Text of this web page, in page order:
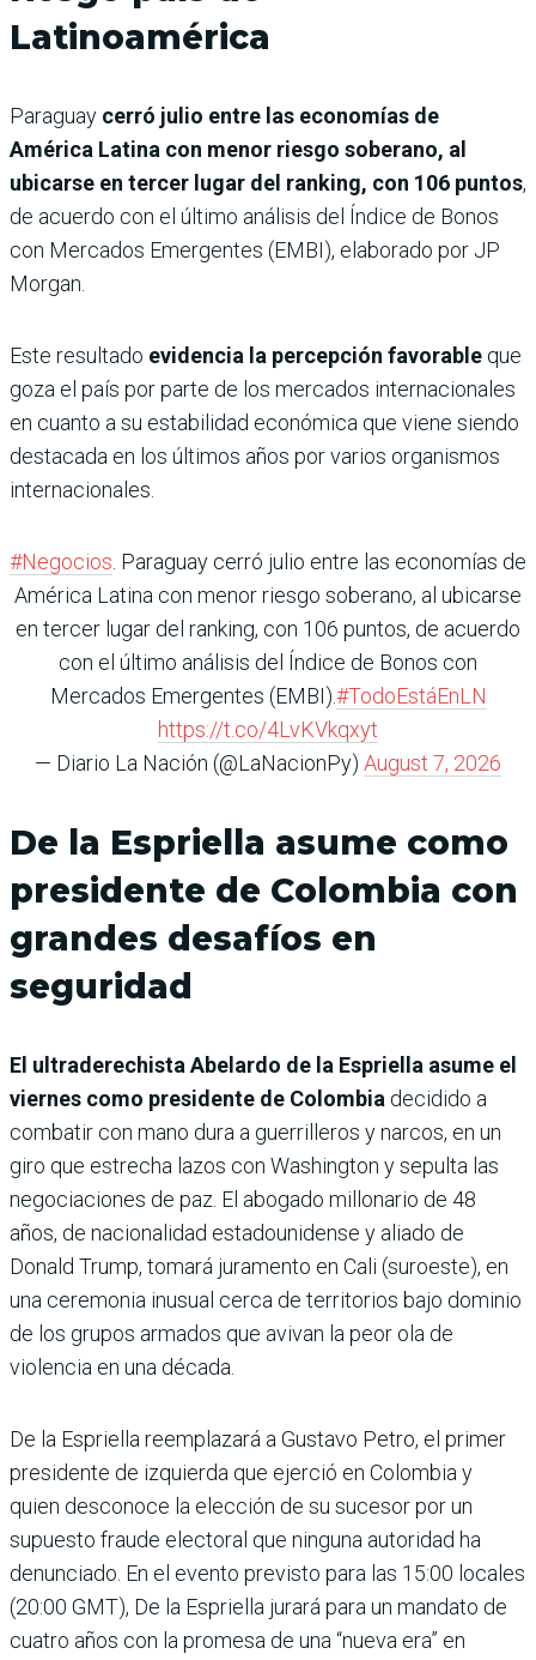
Latinoamérica
Paraguay cerró julio entre las economías de
América Latina con menor riesgo soberano, al
ubicarse en tercer lugar del ranking, con 106 puntos,
de acuerdo con el último análisis del Índice de Bonos
con Mercados Emergentes (EMBI), elaborado por JP
Morgan.
Este resultado evidencia la percepción favorable que
goza el país por parte de los mercados internacionales
en cuanto a su estabilidad económica que viene siendo
destacada en los últimos años por varios organismos
internacionales.
#Negocios. Paraguay cerró julio entre las economías de
América Latina con menor riesgo soberano, al ubicarse
en tercer lugar del ranking, con 106 puntos, de acuerdo
con el último análisis del Índice de Bonos con
Mercados Emergentes (EMBI).#TodoEstáEnLN
https://t.co/4LvKVkqxyt
— Diario La Nación (@LaNacionPy) August 7, 2026
De la Espriella asume como
presidente de Colombia con
grandes desafíos en
seguridad
El ultraderechista Abelardo de la Espriella asume el
viernes como presidente de Colombia decidido a
combatir con mano dura a guerrilleros y narcos, en un
giro que estrecha lazos con Washington y sepulta las
negociaciones de paz. El abogado millonario de 48
años, de nacionalidad estadounidense y aliado de
Donald Trump, tomará juramento en Cali (suroeste), en
una ceremonia inusual cerca de territorios bajo dominio
de los grupos armados que avivan la peor ola de
violencia en una década.
De la Espriella reemplazará a Gustavo Petro, el primer
presidente de izquierda que ejerció en Colombia y
quien desconoce la elección de su sucesor por un
supuesto fraude electoral que ninguna autoridad ha
denunciado. En el evento previsto para las 15:00 locales
(20:00 GMT), De la Espriella jurará para un mandato de
cuatro años con la promesa de una “nueva era” en